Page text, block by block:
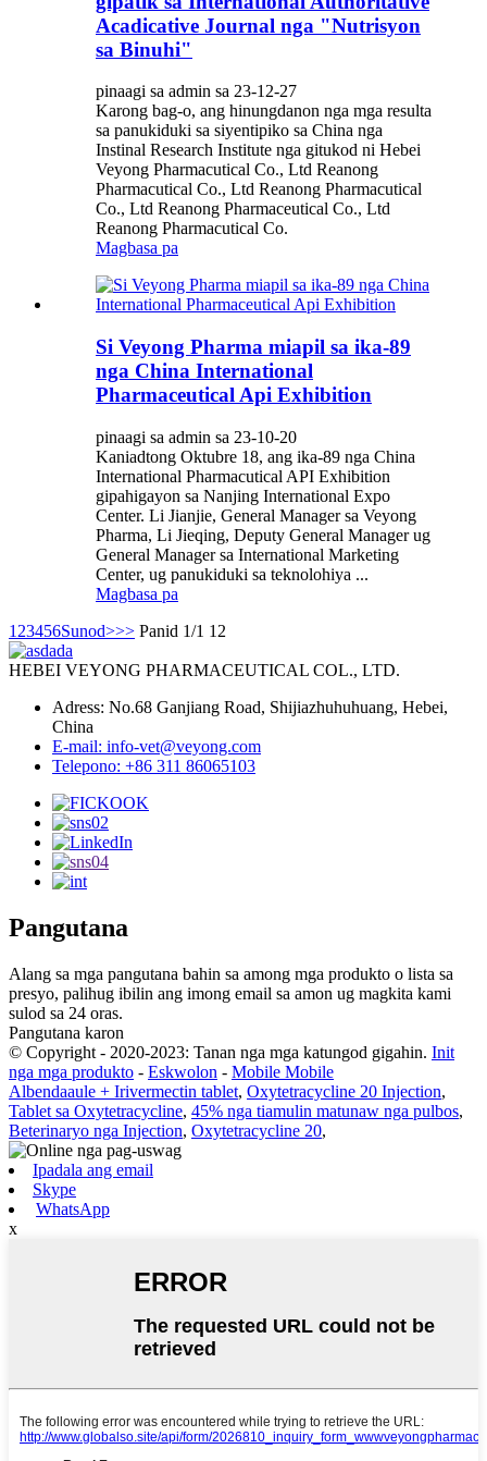
Acadicative Journal nga "Nutrisyon
sa Binuhi"
pinaagi sa admin sa 23-12-27
Karong bag-o, ang hinungdanon nga mga resulta
sa panukiduki sa siyentipiko sa China nga
Instinal Research Institute nga gitukod ni Hebei
Veyong Pharmacutical Co., Ltd Reanong
Pharmacutical Co., Ltd Reanong Pharmacutical
Co., Ltd Reanong Pharmaceutical Co., Ltd
Reanong Pharmacutical Co.
Magbasa pa
Si Veyong Pharma miapil sa ika-89
nga China International
Pharmaceutical Api Exhibition
pinaagi sa admin sa 23-10-20
Kaniadtong Oktubre 18, ang ika-89 nga China
International Pharmacutical API Exhibition
gipahigayon sa Nanjing International Expo
Center. Li Jianjie, General Manager sa Veyong
Pharma, Li Jieqing, Deputy General Manager ug
General Manager sa International Marketing
Center, ug panukiduki sa teknolohiya ...
Magbasa pa
1 23456Sunod>>> Panid 1/1 12
HEBEI VEYONG PHARMACEUTICAL COL., LTD.
Adress: No.68 Ganjiang Road, Shijiazhuhuhuang, Hebei,
China
E-mail: info-vet@veyong.com
Telepono: +86 311 86065103
Pangutana
Alang sa mga pangutana bahin sa among mga produkto o lista sa
presyo, palihug ibilin ang imong email sa amon ug magkita kami
sulod sa 24 oras.
Pangutana karon
© Copyright - 2020-2023: Tanan nga mga katungod gigahin. Init
nga mga produkto - Eskwolon - Mobile Mobile
Albendaaule + Irivermectin tablet, Oxytetracycline 20 Injection,
Tablet sa Oxytetracycline, 45% nga tiamulin matunaw nga pulbos,
Beterinaryo nga Injection, Oxytetracycline 20,
Ipadala ang email
Skype
WhatsApp
x